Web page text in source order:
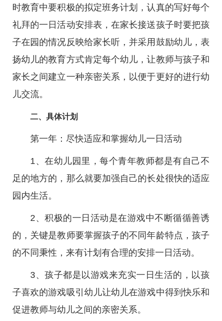
时教育中要积极的拟定班务计划，认真的写好每个
礼拜的一日活动安排表，在家长接送孩子时要把孩
子在园的情况反映给家长听，并采用鼓励幼儿，表
扬幼儿的教育方式肯定每个幼儿，让教师与孩子和
家长之间建立一种亲密关系，以便于更好的进行幼
儿交流。
二、具体计划
第一年：尽快适应和掌握幼儿一日活动
1、在幼儿园里，每个青年教师都是有自己不
足的地方的，那么就要加强自己的长处很快的适应
园内生活。
2、积极的一日活动是在游戏中不断循循善诱
的，关键是教师要掌握孩子的不同年龄特点，孩子
的不同秉性，来有计划有合理的安排一日活动。
3、孩子都是以游戏来充实一日生活的，以孩
子喜欢的游戏吸引幼儿让幼儿在游戏中得到快乐和
促进教师与幼儿之间的亲密关系。